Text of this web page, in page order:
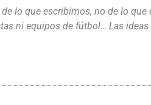
lo que escribimos, no de lo
ni equipos de fútbol… Las